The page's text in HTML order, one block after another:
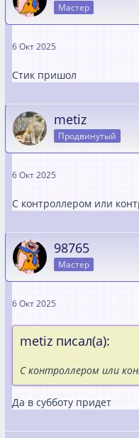
Мастер
6 Окт 2025
Стик пришол
metiz
Продвинутый
6 Окт 2025
С контроллером или
98765
Мастер
6 Окт 2025
metiz писал(а):
С контроллером или
Да в субботу придет